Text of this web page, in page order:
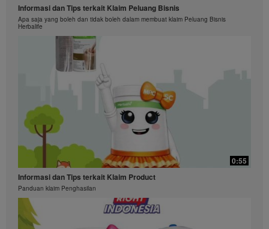
Informasi dan Tips terkait Klaim Peluang Bisnis
Apa saja yang boleh dan tidak boleh dalam membuat klaim Peluang Bisnis
Herbalife
0:55
Informasi dan Tips terkait Klaim Product
Panduan klaim Penghasilan